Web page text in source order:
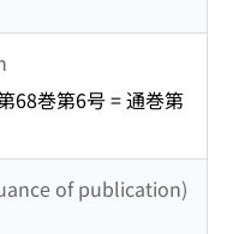
68巻第6号 = 通巻第
of publication)